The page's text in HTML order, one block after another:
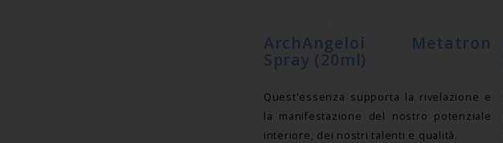
ArchAngeloi Metatron
Spray (20ml)
Quest'essenza supporta la rivelazione e
la manifestazione del nostro potenziale
interiore, dei nostri talenti e qualità.